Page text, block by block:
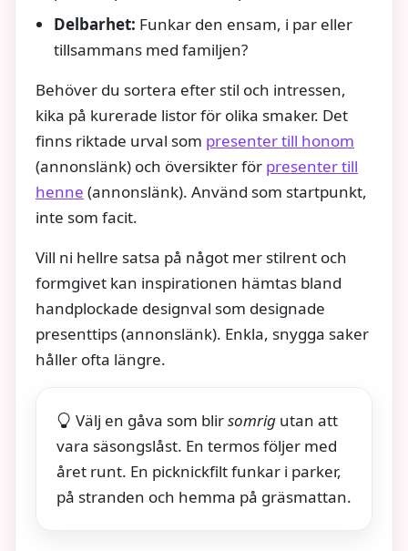
Delbarhet: Funkar den ensam, i par eller
tillsammans med familjen?
Behöver du sortera efter stil och intressen,
kika på kurerade listor för olika smaker. Det
finns riktade urval som presenter till honom
(annonslänk) och översikter för presenter till
henne (annonslänk). Använd som startpunkt,
inte som facit.
Vill ni hellre satsa på något mer stilrent och
formgivet kan inspirationen hämtas bland
handplockade designval som designade
presenttips (annonslänk). Enkla, snygga saker
håller ofta längre.
Välj en gåva som blirsomrig utan att
vara säsongslåst. En termos följer med
året runt. En picknickfilt funkar i parker,
på stranden och hemma på gräsmattan.